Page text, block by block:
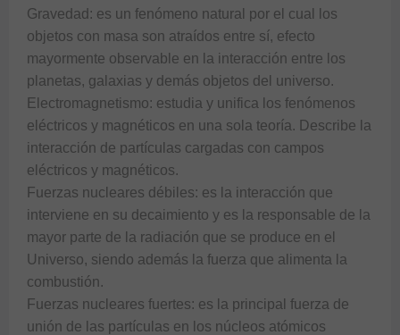
Gravedad: es un fenómeno natural por el cual los
objetos con masa son atraídos entre sí, efecto
mayormente observable en la interacción entre los
planetas, galaxias y demás objetos del universo.
Electromagnetismo: estudia y unifica los fenómenos
eléctricos y magnéticos en una sola teoría. Describe la
interacción de partículas cargadas con campos
eléctricos y magnéticos.
Fuerzas nucleares débiles: es la interacción que
interviene en su decaimiento y es la responsable de la
mayor parte de la radiación que se produce en el
Universo, siendo además la fuerza que alimenta la
combustión.
Fuerzas nucleares fuertes: es la principal fuerza de
unión de las partículas en los núcleos atómicos